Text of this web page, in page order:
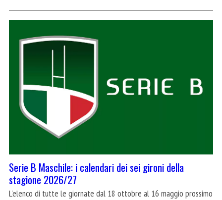
Serie B Maschile: i calendari dei sei gironi della
stagione 2026/27
L'elenco di tutte le giornate dal 18 ottobre al 16 maggio prossimo